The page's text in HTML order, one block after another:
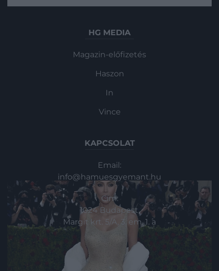
HG MEDIA
Magazin-előfizetés
Haszon
In
Vince
KAPCSOLAT
Email:
info@hamuesgyemant.hu
Cím:
1024 Budapest,
Margit krt. 5/A, 3. em. 1. a